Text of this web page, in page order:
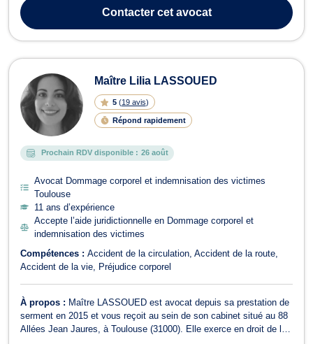
également dans la procédure de liquidation des régimes
matrimoniaux, dans la procédure d...
Contactercet avocat
Maître Lilia LASSOUED
5 (19 avis)
Répond rapidement
Prochain RDV disponible : 26 août
Avocat Dommage corporel et indemnisation des victimes
Toulouse
11 ans d’expérience
Accepte l’aide juridictionnelle en Dommage corporel et
indemnisation des victimes
Compétences : Accident de la circulation Accident de la route
Accident de la vie
Préjudice corporel
À propos : Maître LASSOUED est avocat depuis sa prestation de
serment en 2015 et vous reçoit au sein de son cabinet situé au 88
Allées Jean Jaures, à Toulouse (31000). Elle exerce en droit de la